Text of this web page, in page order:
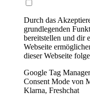
Durch das
grundlegenden
bereitstellen und dir
Webseite
dieser Webseite
Google Tag
Consent Mode von
Klarna, Freshchat